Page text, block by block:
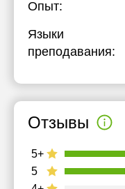
Опыт:
Языки
преподавания:
Отзывы
5
5+